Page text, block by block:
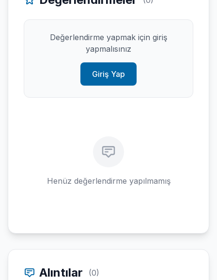
Değerlendirme yapmak için giriş
yapmalısınız
Giriş Yap
Henüz değerlendirme yapılmamış
Alıntılar (0)